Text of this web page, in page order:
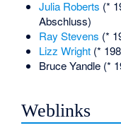
Julia Roberts (*
Abschluss)
Ray Stevens (*
Lizz Wright(*
Bruce Yandle(*
Weblinks